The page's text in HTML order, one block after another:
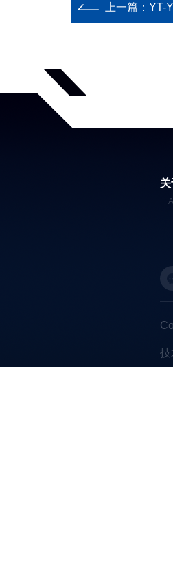
上一篇： YT-YZ-
技